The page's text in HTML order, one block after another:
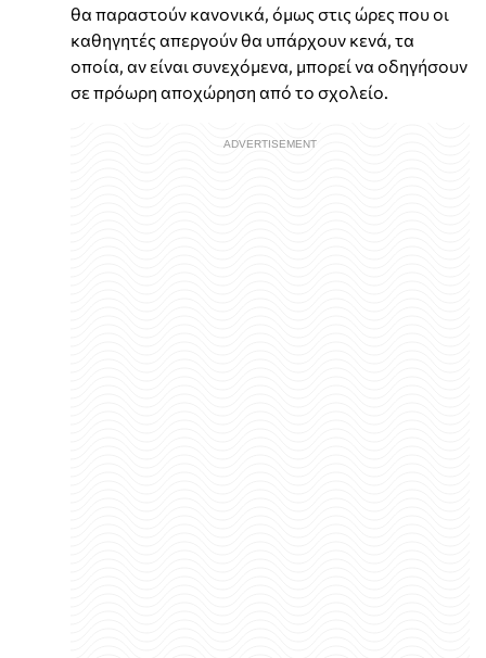
θα παραστούν κανονικά, όμως στις ώρες που οι
καθηγητές απεργούν θα υπάρχουν κενά, τα
οποία, αν είναι συνεχόμενα, μπορεί να οδηγήσουν
σε πρόωρη αποχώρηση από το σχολείο.